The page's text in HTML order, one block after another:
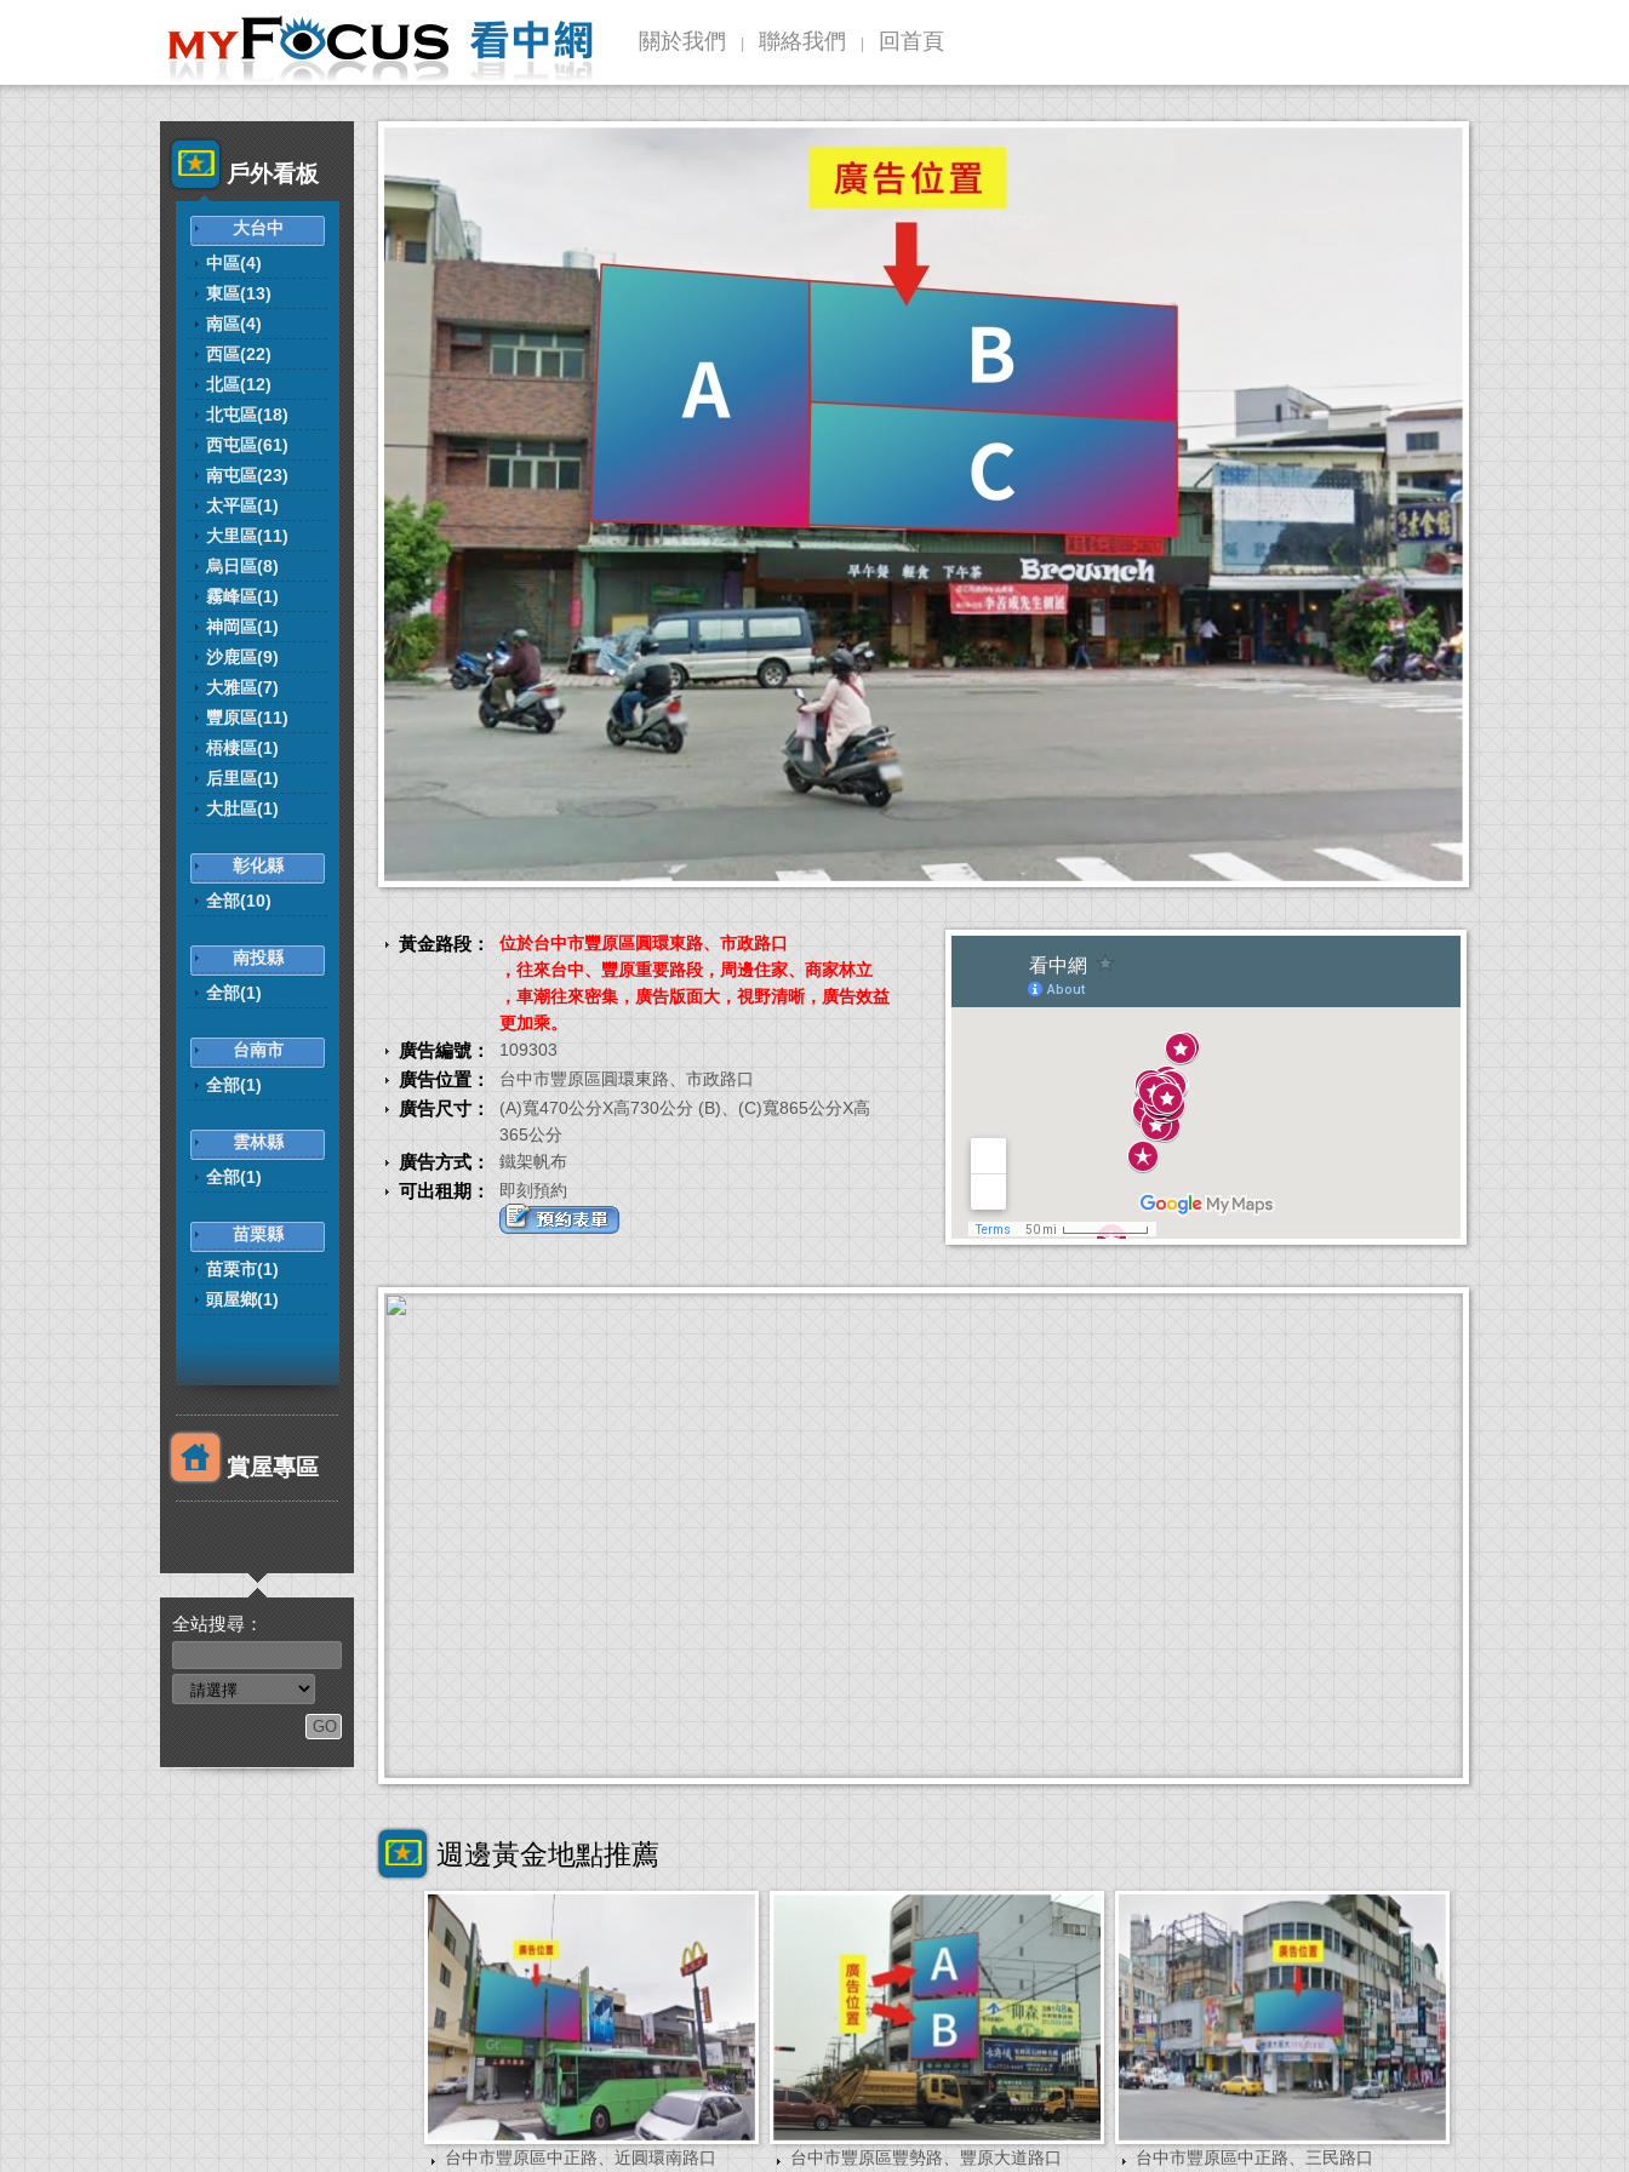
關於我們 聯絡我們 回首頁
戶外看板
大台中
中區(4)
東區(13)
南區(4)
西區(22)
北區(12)
北屯區(18)
西屯區(61)
南屯區(23)
太平區(1)
大里區(11)
烏日區(8)
霧峰區(1)
神岡區(1)
沙鹿區(9)
大雅區(7)
豐原區(11)
梧棲區(1)
后里區(1)
大肚區(1)
彰化縣
全部(10)
南投縣
全部(1)
台南市
全部(1)
雲林縣
全部(1)
苗栗縣
苗栗市(1)
頭屋鄉(1)
賞屋專區
全站搜尋：
黃金路段：
位於台中市豐原區圓環東路、市政路口
，往來台中、豐原重要路段，周邊住家、商家林立
，車潮往來密集，廣告版面大，視野清晰，廣告效益
更加乘。
廣告編號： 109303
廣告位置： 台中市豐原區圓環東路、市政路口
廣告尺寸：
(A)寬470公分X高730公分 (B)、(C)寬865公分X高
365公分
廣告方式： 鐵架帆布
可出租期： 即刻預約
週邊黃金地點推薦
台中市豐原區中正路、近圓環南路口 台中市豐原區豐勢路、豐原大道路口 台中市豐原區中正路、三民路口